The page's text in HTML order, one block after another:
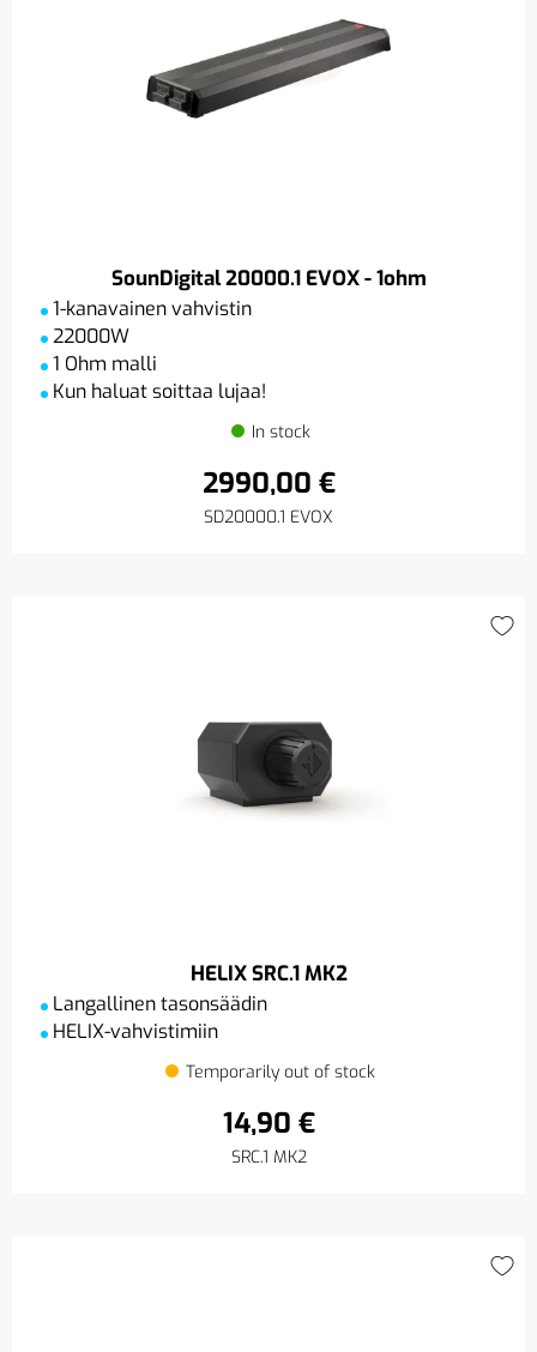
SounDigital 20000.1 EVOX - 1ohm
1-kanavainen vahvistin
22000W
1 Ohm malli
Kun haluat soittaa lujaa!
In stock
2990,00 €
SD20000.1 EVOX
HELIX SRC.1 MK2
Langallinen tasonsäädin
HELIX-vahvistimiin
Temporarily out of stock
14,90 €
SRC.1 MK2